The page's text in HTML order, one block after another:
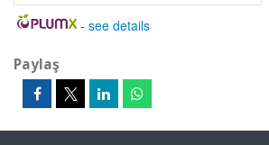
- see details
Paylaş